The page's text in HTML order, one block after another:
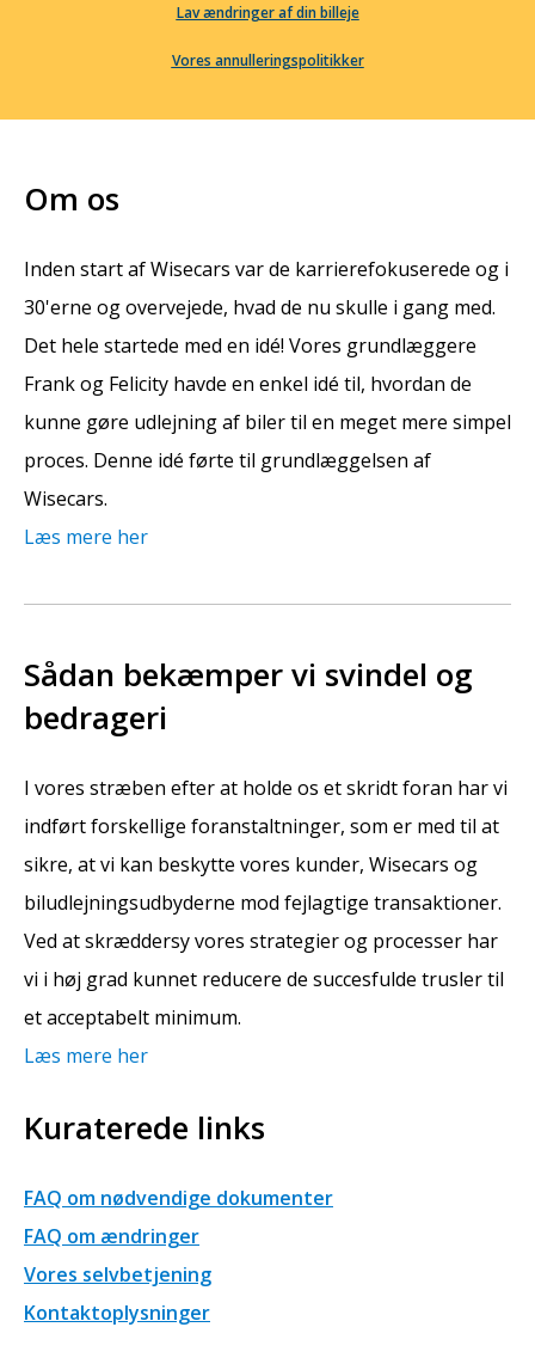
Lav ændringer af din billeje
Vores annulleringspolitikker
Om os
Inden start af Wisecars var de karrierefokuserede og i
30'erne og overvejede, hvad de nu skulle i gang med.
Det hele startede med en idé! Vores grundlæggere
Frank og Felicity havde en enkel idé til, hvordan de
kunne gøre udlejning af biler til en meget mere simpel
proces. Denne idé førte til grundlæggelsen af
Wisecars.
Læs mere her
Sådan bekæmper vi svindel og
bedrageri
I vores stræben efter at holde os et skridt foran har vi
indført forskellige foranstaltninger, som er med til at
sikre, at vi kan beskytte vores kunder, Wisecars og
biludlejningsudbyderne mod fejlagtige transaktioner.
Ved at skræddersy vores strategier og processer har
vi i høj grad kunnet reducere de succesfulde trusler til
et acceptabelt minimum.
Læs mere her
Kuraterede links
FAQ om nødvendige dokumenter
FAQ om ændringer
Vores selvbetjening
Kontaktoplysninger